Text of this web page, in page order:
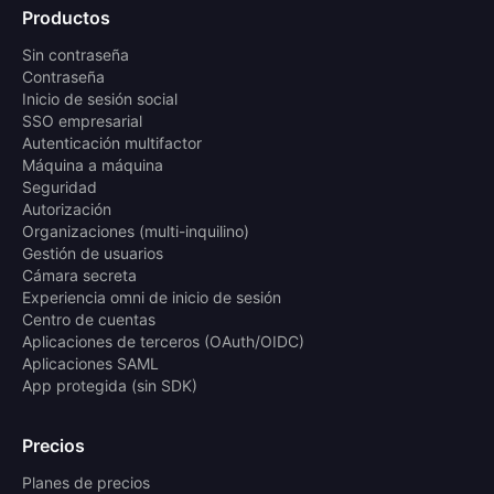
Productos
Sin contraseña
Contraseña
Inicio de sesión social
SSO empresarial
Autenticación multifactor
Máquina a máquina
Seguridad
Autorización
Organizaciones (multi-inquilino)
Gestión de usuarios
Cámara secreta
Experiencia omni de inicio de sesión
Centro de cuentas
Aplicaciones de terceros (OAuth/OIDC)
Aplicaciones SAML
App protegida (sin SDK)
Precios
Planes de precios